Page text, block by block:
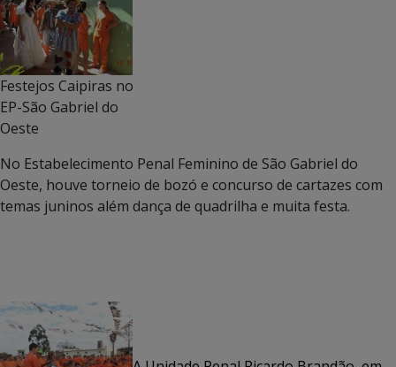
Festejos Caipiras no
EP-São Gabriel do
Oeste
No Estabelecimento Penal Feminino de São Gabriel do
Oeste, houve torneio de bozó e concurso de cartazes com
temas juninos além dança de quadrilha e muita festa.